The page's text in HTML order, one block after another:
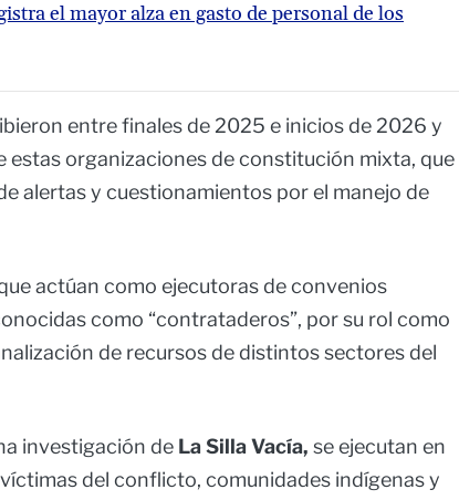
el mayor alza en gasto de personal de los
entre finales de 2025 e inicios de 2026 y
estas organizaciones de constitución mixta, que
alertas y cuestionamientos por el manejo de
actúan como ejecutoras de convenios
como “contrataderos”, por su rol como
de recursos de distintos sectores del
investigación de La Silla Vacía, se ejecutan en
del conflicto, comunidades indígenas y